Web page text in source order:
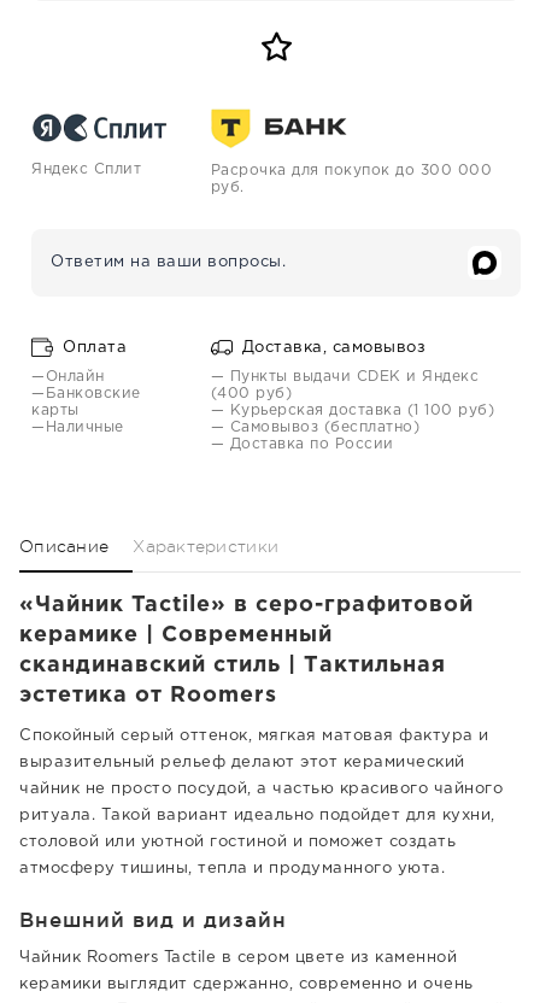
Яндекс Сплит
Расрочка для покупок до 300 000
руб.
Ответим на ваши вопросы.
Оплата
—Онлайн
—Банковские
карты
—Наличные
Доставка, самовывоз
— Пункты выдачи CDEK и Яндекс
(400 руб)
— Курьерская доставка (1 100 руб)
— Самовывоз (бесплатно)
— Доставка по России
Описание Характеристики
«Чайник Tactile» в серо-графитовой
керамике | Современный
скандинавский стиль | Тактильная
эстетика от Roomers
Спокойный серый оттенок, мягкая матовая фактура и
выразительный рельеф делают этот керамический
чайник не просто посудой, а частью красивого чайного
ритуала. Такой вариант идеально подойдет для кухни,
столовой или уютной гостиной и поможет создать
атмосферу тишины, тепла и продуманного уюта.
Внешний вид и дизайн
Чайник Roomers Tactile в сером цвете из каменной
керамики выглядит сдержанно, современно и очень